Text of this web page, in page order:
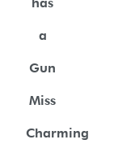
a
Gun
Miss
Charming